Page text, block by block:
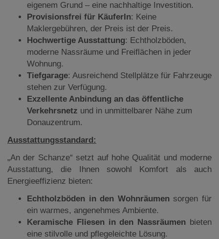
eigenem Grund – eine nachhaltige Investition.
Provisionsfrei für KäuferIn: Keine
Maklergebühren, der Preis ist der Preis.
Hochwertige Ausstattung: Echtholzböden,
moderne Nassräume und Freiflächen in jeder
Wohnung.
Tiefgarage: Ausreichend Stellplätze für Fahrzeuge
stehen zur Verfügung.
Exzellente Anbindung an das öffentliche
Verkehrsnetz und in unmittelbarer Nähe zum
Donauzentrum.
Ausstattungsstandard:
„An der Schanze“ setzt auf hohe Qualität und moderne
Ausstattung, die Ihnen sowohl Komfort als auch
Energieeffizienz bieten:
Echtholzböden in den Wohnräumensorgen für
ein warmes, angenehmes Ambiente.
Keramische Fliesen in den Nassräumen bieten
eine stilvolle und pflegeleichte Lösung.